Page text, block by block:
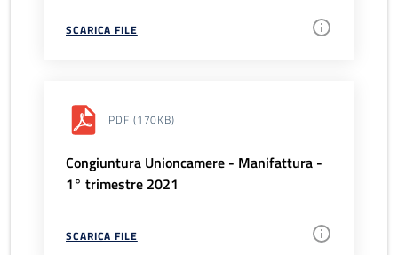
SCARICA FILE
PDF (170KB)
Congiuntura Unioncamere - Manifattura -
1° trimestre 2021
SCARICA FILE